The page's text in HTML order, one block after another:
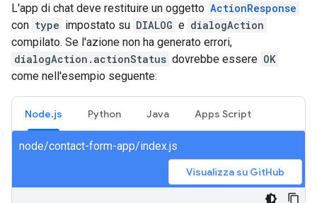
L'app di chat deve restituire un oggetto ActionResponse
con type impostato su DIALOG e dialogAction
compilato. Se l'azione non ha generato errori,
dialogAction.actionStatus dovrebbe essere OK
come nell'esempio seguente:
Node.js Python Java Apps Script
node/contact-form-app/index.js
Visualizza su GitHub